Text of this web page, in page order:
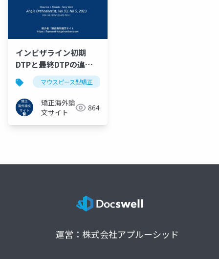
インビザライン初期
DTPと最終DTPの違い
(2023)マウスピース型矯正
矯正海外論
文サイト
864
運営：株式会社アプルーシッド